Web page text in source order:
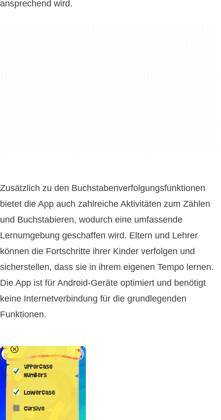
ansprechend wird.
Zusätzlich zu den Buchstabenverfolgungsfunktionen
bietet die App auch zahlreiche Aktivitäten zum Zählen
und Buchstabieren, wodurch eine umfassende
Lernumgebung geschaffen wird. Eltern und Lehrer
können die Fortschritte ihrer Kinder verfolgen und
sicherstellen, dass sie in ihrem eigenen Tempo lernen.
Die App ist für Android-Geräte optimiert und benötigt
keine Internetverbindung für die grundlegenden
Funktionen.